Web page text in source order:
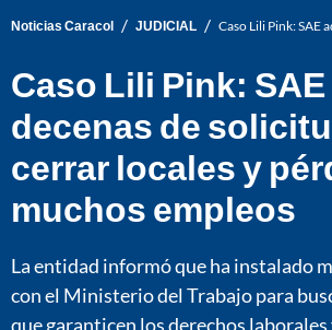
Noticias Caracol / JUDICIAL / Caso Lili Pink: SAE
Caso Lili Pink:
decenas de
cerrar locales y
muchos empleos
La entidad informó que ha instalado
con el Ministerio del Trabajo para
que garanticen los derechos